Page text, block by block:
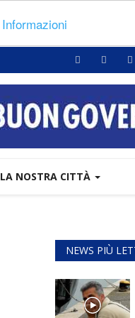
Informazioni
LA NOSTRA CITTÀ
NEWS PIÙ